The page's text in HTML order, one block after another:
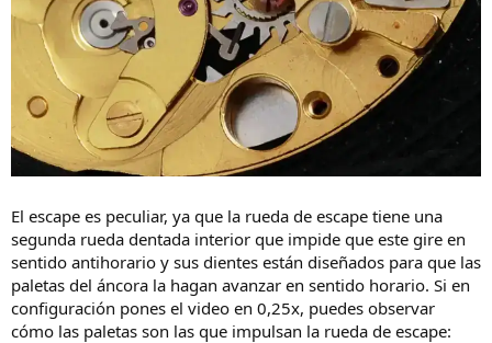
El escape es peculiar, ya que la rueda de escape tiene una
segunda rueda dentada interior que impide que este gire en
sentido antihorario y sus dientes están diseñados para que las
paletas del áncora la hagan avanzar en sentido horario. Si en
configuración pones el video en 0,25x, puedes observar
cómo las paletas son las que impulsan la rueda de escape: